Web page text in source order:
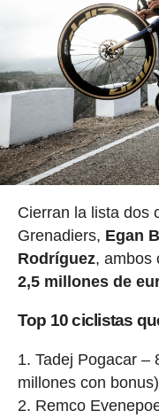
Cierran la lista dos
Grenadiers, Egan
Rodríguez, ambos
2,5 millones de
Top 10 ciclistas
Tadej Pogacar –
millones con bonus)
Remco